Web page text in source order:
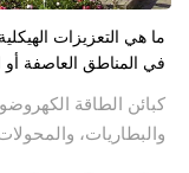
ما هي التعزيزات
في المناطق العاصفة أو
كبائن الطاقة
والبطاريات،